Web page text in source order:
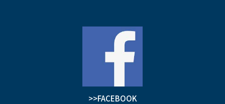
>>FACEBOOK